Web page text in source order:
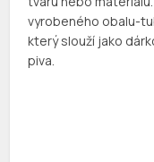
vyrobeného obalu-
který slouží jako
piva.